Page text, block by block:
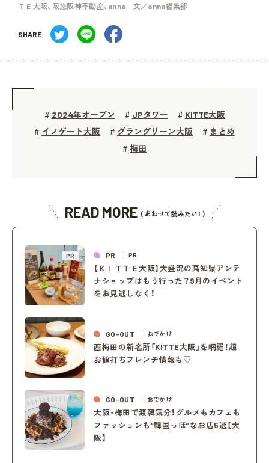
ＴＥ大阪、阪急阪神不動産、anna 文／anna編集部
SHARE
# 2024年オープン # JPタワー # KITTE大阪
# イノゲート大阪 # グラングリーン大阪 # まとめ
# 梅田
READ MORE ( あわせて読みたい！ )
PR PR PR
【ＫＩＴＴＥ大阪】大盛況の高知県アンテ
ナショップはもう行った？9月のイベント
をお見逃しなく！
GO-OUT おでかけ
西梅田の新名所「KITTE大阪」を網羅！超
お値打ちフレンチ情報も♡
GO-OUT おでかけ
大阪・梅田で渡韓気分！グルメもカフェも
ファッションも“韓国っぽ”なお店5選【大
阪】